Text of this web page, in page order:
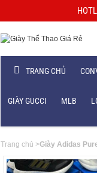
TRANG CHỦ
GIÀY GUCCI MLB
Trang chủ >Giày Adidas